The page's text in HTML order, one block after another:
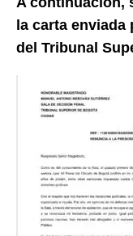
la carta enviada
del Tribunal